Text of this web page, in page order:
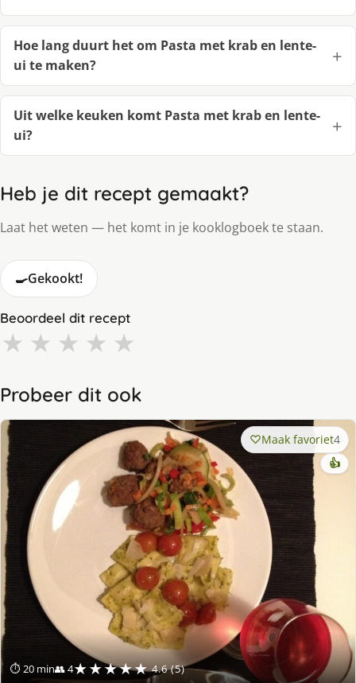
Hoe lang duurt het om Pasta met krab en lente-
ui te maken?
Uit welke keuken komt Pasta met krab en lente-
ui?
Heb je dit recept gemaakt?
Laat het weten — het komt in je kooklogboek te staan.
🍳Gekookt!
Beoordeel dit recept
★ ★ ★ ★ ★
Probeer dit ook
⏱ 20 min👥 4★★★★★ 4.6 (5)
Maak favoriet4
👍